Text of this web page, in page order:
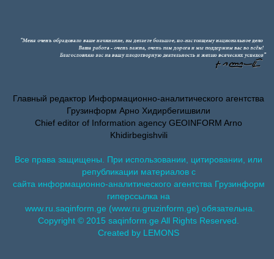
Главный редактор Информационно-аналитического агентства
Грузинформ Арно Хидирбегишвили
Chief editor of Information agency GEOINFORM Arno
Khidirbegishvili
Все права защищены. При использовании, цитировании, или
републикации материалов с
сайта информационно-аналитического агентства Грузинформ
гиперссылка на
www.ru.saqinform.ge (www.ru.gruzinform.ge) обязательна.
Copyright © 2015 saqinform.ge All Rights Reserved.
Created by LEMONS